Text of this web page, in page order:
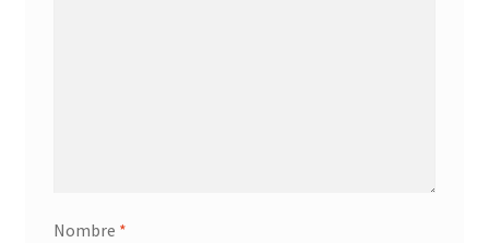
Nombre *